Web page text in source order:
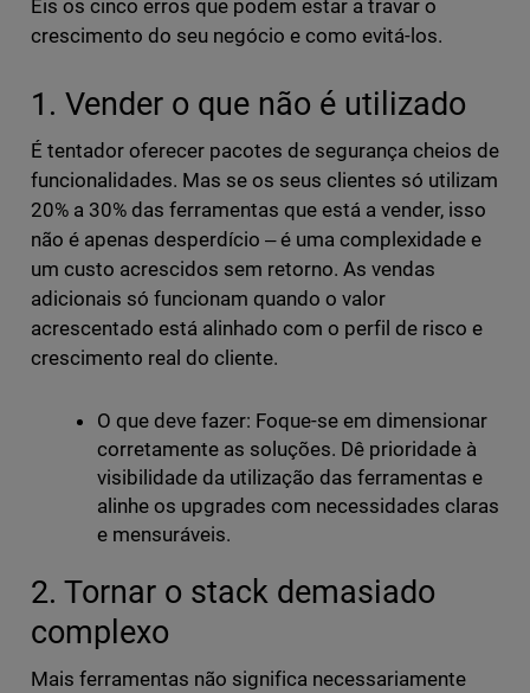
Eis os cinco erros que podem estar a travar o
crescimento do seu negócio e como evitá-los.
1. Vender o que não é utilizado
É tentador oferecer pacotes de segurança cheios de
funcionalidades. Mas se os seus clientes só utilizam
20% a 30% das ferramentas que está a vender, isso
não é apenas desperdício ‒ é uma complexidade e
um custo acrescidos sem retorno. As vendas
adicionais só funcionam quando o valor
acrescentado está alinhado com o perfil de risco e
crescimento real do cliente.
O que deve fazer: Foque-se em dimensionar
corretamente as soluções. Dê prioridade à
visibilidade da utilização das ferramentas e
alinhe os upgrades com necessidades claras
e mensuráveis.
2. Tornar o stack demasiado
complexo
Mais ferramentas não significa necessariamente